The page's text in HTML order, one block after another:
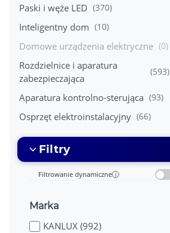
Paski i węże LED (370)
Inteligentny dom (10)
Domowe urządzenia elektryczne (0)
Rozdzielnice i aparatura
zabezpieczająca
(593)
Aparatura kontrolno-sterująca (93)
Osprzęt elektroinstalacyjny (66)
Filtry
Filtrowanie dynamiczne i
Marka
KANLUX (992)